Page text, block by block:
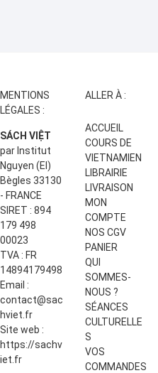
MENTIONS
LÉGALES :
SÁCH VIỆT
par Institut
Nguyen (EI)
Bègles 33130
- FRANCE
SIRET : 894
179 498
00023
TVA : FR
14894179498
Email :
contact@sac
hviet.fr
Site web :
https://sachv
iet.fr
ALLER À :
ACCUEIL
COURS DE
VIETNAMIEN
LIBRAIRIE
LIVRAISON
MON
COMPTE
NOS CGV
PANIER
QUI
SOMMES-
NOUS ?
SÉANCES
CULTURELLE
S
VOS
COMMANDES